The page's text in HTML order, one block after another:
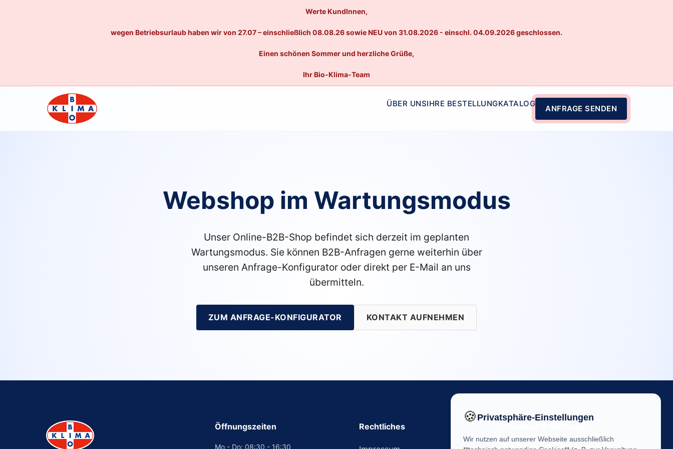
Werte KundInnen,
wegen Betriebsurlaub haben wir von 27.07 – einschließlich 08.08.26 sowie NEU von 31.08.2026 - einschl. 04.09.2026 geschlossen.
Einen schönen Sommer und herzliche Grüße,
Ihr Bio-Klima-Team
ÜBER UNSIHRE BESTELLUNGKATALOG
ANFRAGE SENDEN
Webshop im Wartungsmodus
Unser Online-B2B-Shop befindet sich derzeit im geplanten
Wartungsmodus. Sie können B2B-Anfragen gerne weiterhin über
unseren Anfrage-Konfigurator oder direkt per E-Mail an uns
übermitteln.
ZUM ANFRAGE-KONFIGURATOR KONTAKT AUFNEHMEN
Öffnungszeiten
Mo - Do: 08:30 - 16:30
Rechtliches
Ihre Meinung ist uns wichtig! Helfen
🍪Privatsphäre-Einstellungen
Wir nutzen auf unserer Webseite ausschließlich